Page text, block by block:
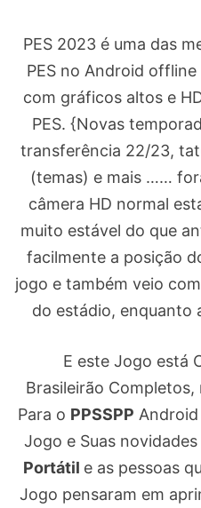
PES 2023 é uma das
PES no Android offline
com gráficos altos e
PES. {Novas
transferência 22/23,
(temas) e mais ……
câmera HD normal
muito estável do que
facilmente a posição
jogo e também veio
do estádio, enquanto
E este Jogo está
Brasileirão
Para o PPSSPP
Jogo e Suas
Portátil e as pessoas
Jogo pensaram em